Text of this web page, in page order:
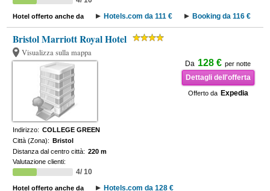
Hotel offerto anche da Hotels.com da 111 € Booking da 116 €
Bristol Marriott Royal Hotel
Visualizza sulla mappa
Da 128 € per notte
Dettagli dell'offerta
Offerto da Expedia
Indirizzo: COLLEGE GREEN
Città (Zona): Bristol
Distanza dal centro città: 220 m
Valutazione clienti:
4/ 10
Hotel offerto anche da
Hotels.com da 128 €